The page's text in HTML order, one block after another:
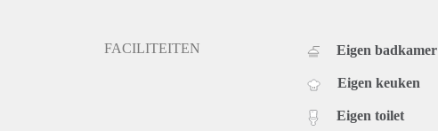
FACILITEITEN Eigen badkamer
Eigen keuken
Eigen toilet